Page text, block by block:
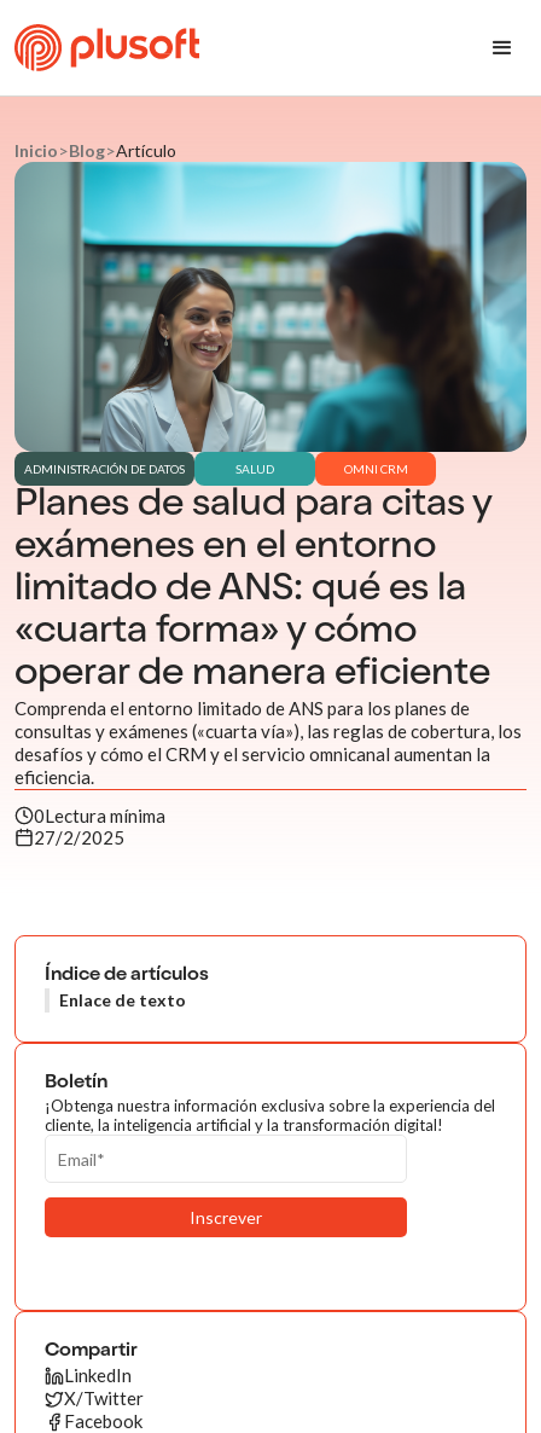
Inicio>Blog>Artículo
ADMINISTRACIÓN DE DATOS SALUD OMNI CRM
Planes de salud para citas y
exámenes en el entorno
limitado de ANS: qué es la
«cuarta forma» y cómo
operar de manera eficiente
Comprenda el entorno limitado de ANS para los planes de
consultas y exámenes («cuarta vía»), las reglas de cobertura, los
desafíos y cómo el CRM y el servicio omnicanal aumentan la
eficiencia.
0Lectura mínima
27/2/2025
Índice de artículos
Enlace de texto
Boletín
¡Obtenga nuestra información exclusiva sobre la experiencia del
cliente, la inteligencia artificial y la transformación digital!
Compartir
LinkedIn
X/Twitter
Facebook